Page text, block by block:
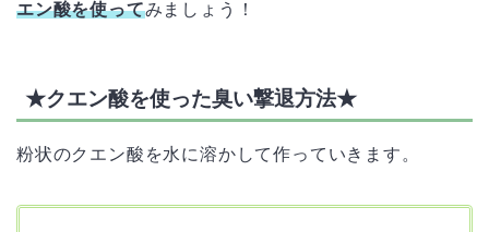
エン酸を使ってみましょう！
★クエン酸を使った臭い撃退方法★
粉状のクエン酸を水に溶かして作っていきます。